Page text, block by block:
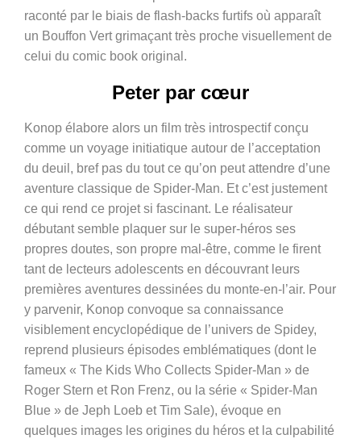
raconté par le biais de flash-backs furtifs où apparaît
un Bouffon Vert grimaçant très proche visuellement de
celui du comic book original.
Peter par cœur
Konop élabore alors un film très introspectif conçu
comme un voyage initiatique autour de l’acceptation
du deuil, bref pas du tout ce qu’on peut attendre d’une
aventure classique de Spider-Man. Et c’est justement
ce qui rend ce projet si fascinant. Le réalisateur
débutant semble plaquer sur le super-héros ses
propres doutes, son propre mal-être, comme le firent
tant de lecteurs adolescents en découvrant leurs
premières aventures dessinées du monte-en-l’air. Pour
y parvenir, Konop convoque sa connaissance
visiblement encyclopédique de l’univers de Spidey,
reprend plusieurs épisodes emblématiques (dont le
fameux « The Kids Who Collects Spider-Man » de
Roger Stern et Ron Frenz, ou la série « Spider-Man
Blue » de Jeph Loeb et Tim Sale), évoque en
quelques images les origines du héros et la culpabilité